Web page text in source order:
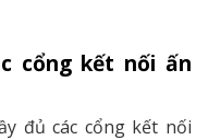
cổng kết nối ấn
đủ các cổng kết nối